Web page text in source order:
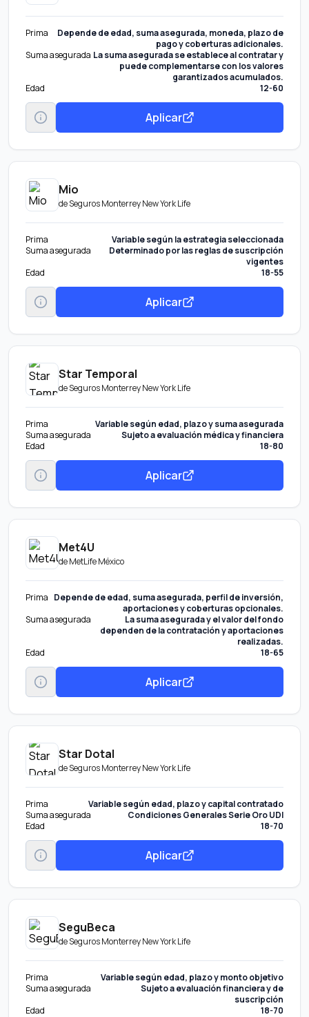
Prima
Depende de edad, suma asegurada, moneda, plazo de
pago y coberturas adicionales.
Suma asegurada La suma asegurada se establece al contratar y
puede complementarse con los valores
garantizados acumulados.
Edad
12-60
Aplicar
Mio
deSeguros Monterrey New York Life
Prima
Variable según la estrategia seleccionada
Suma asegurada
Determinado por las reglas de suscripción
vigentes
Edad
18-55
Aplicar
Star Temporal
deSeguros Monterrey New York Life
Prima
Variable según edad, plazo y suma asegurada
Suma asegurada
Sujeto a evaluación médica y financiera
Edad
18-80
Aplicar
Met4U
deMetLife México
Prima Depende de edad, suma asegurada, perfil de inversión,
aportaciones y coberturas opcionales.
Suma asegurada
La suma asegurada y el valor del fondo
dependen de la contratación y aportaciones
realizadas.
Edad
18-65
Aplicar
Star Dotal
deSeguros Monterrey New York Life
Prima
Variable según edad, plazo y capital contratado
Suma asegurada
Condiciones Generales Serie Oro UDI
Edad
18-70
Aplicar
SeguBeca
deSeguros Monterrey New York Life
Prima
Variable según edad, plazo y monto objetivo
Suma asegurada
Sujeto a evaluación financiera y de
suscripción
Edad
18-70